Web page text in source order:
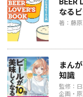
なる
著：藤
まん
知識
監修：
企画・